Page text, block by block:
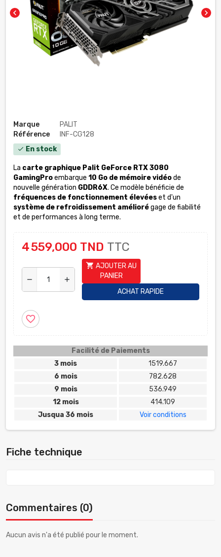
chevron_left chevron_right
Marque
PALIT
Référence
INF-CG128
check En stock
La carte graphique Palit GeForce RTX 3080
GamingProembarque 10 Go de mémoire vidéode
nouvelle génération GDDR6X. Ce modèle bénéficie de
fréquences de fonctionnement élevéeset d'un
système de refroidissement améliorégage de fiabilité
et de performances à long terme.
4 559,000 TND TTC
remove add
shopping_cart AJOUTER AU
PANIER
ACHAT RAPIDE
favorite_border
Facilité de Paiements
3 mois
1519.667
6 mois
782.628
9 mois
536.949
12 mois
414.109
Jusqua 36 mois
Voir conditions
Fiche technique
Commentaires (0)
Aucun avis n'a été publié pour le moment.